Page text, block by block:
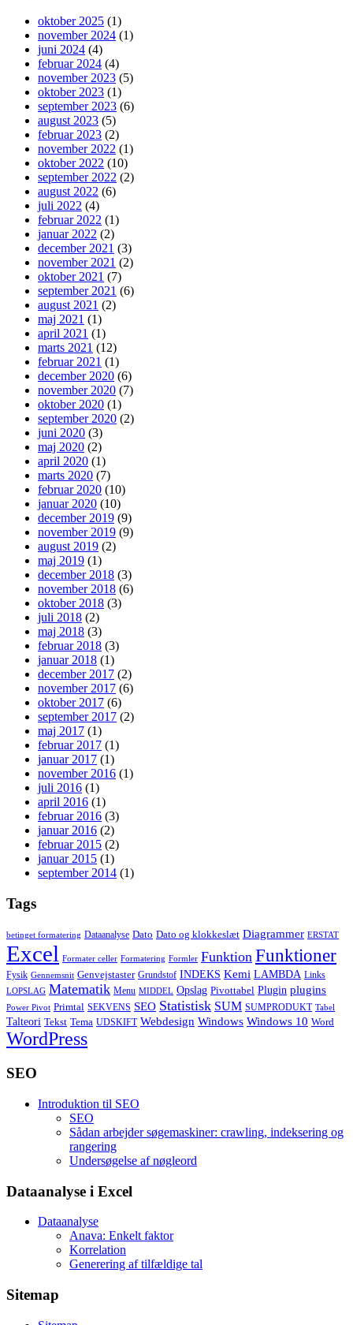
oktober 2025 (1)
november 2024 (1)
juni 2024 (4)
februar 2024 (4)
november 2023 (5)
oktober 2023 (1)
september 2023 (6)
august 2023 (5)
februar 2023 (2)
november 2022 (1)
oktober 2022 (10)
september 2022 (2)
august 2022 (6)
juli 2022 (4)
februar 2022 (1)
januar 2022 (2)
december 2021 (3)
november 2021 (2)
oktober 2021 (7)
september 2021 (6)
august 2021 (2)
maj 2021 (1)
april 2021 (1)
marts 2021 (12)
februar 2021 (1)
december 2020 (6)
november 2020 (7)
oktober 2020 (1)
september 2020 (2)
juni 2020 (3)
maj 2020 (2)
april 2020 (1)
marts 2020 (7)
februar 2020 (10)
januar 2020 (10)
december 2019 (9)
november 2019 (9)
august 2019 (2)
maj 2019 (1)
december 2018 (3)
november 2018 (6)
oktober 2018 (3)
juli 2018 (2)
maj 2018 (3)
februar 2018 (3)
januar 2018 (1)
december 2017 (2)
november 2017 (6)
oktober 2017 (6)
september 2017 (2)
maj 2017 (1)
februar 2017 (1)
januar 2017 (1)
november 2016 (1)
juli 2016 (1)
april 2016 (1)
februar 2016 (3)
januar 2016 (2)
februar 2015 (2)
januar 2015 (1)
september 2014 (1)
Tags
betinget formatering Dataanalyse Dato Dato og klokkeslæt Diagrammer ERSTAT
Excel Formater celler Formatering Formler Funktion Funktioner
Fysik Gennemsnit Genvejstaster Grundstof INDEKS Kemi LAMBDA Links
LOPSLAG Matematik Menu MIDDEL Opslag Pivottabel Plugin plugins
Power Pivot Primtal SEKVENS SEO Statistisk SUM SUMPRODUKT Tabel
Talteori Tekst Tema UDSKIFT Webdesign Windows Windows 10 Word
WordPress
SEO
Introduktion til SEO
SEO
Sådan arbejder søgemaskiner: crawling, indeksering og
rangering
Undersøgelse af nøgleord
Dataanalyse i Excel
Dataanalyse
Anava: Enkelt faktor
Korrelation
Generering af tilfældige tal
Sitemap